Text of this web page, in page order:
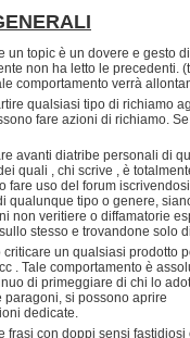
un topic è un dovere e gesto
non ha letto le precedenti.
comportamento verrà
qualsiasi tipo di richiamo
fare azioni di richiamo.
avanti diatribe personali di
quali , chi scrive , è
fare uso del forum
qualunque tipo o genere,
non veritiere o diffamatorie
stesso e trovandone solo
criticare un qualsiasi prodotto
. Tale comportamento è
di primeggiare di chi lo
paragoni, si possono aprire
dedicate.
frasi con doppi sensi